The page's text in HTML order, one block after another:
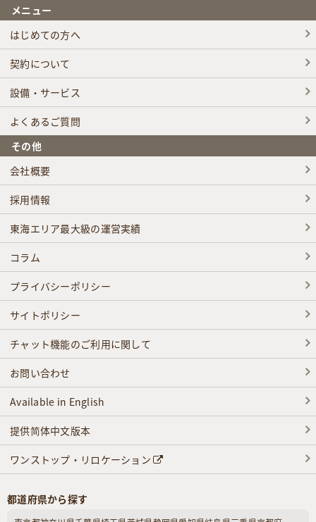
メニュー
はじめての方へ
契約について
設備・サービス
よくあるご質問
その他
会社概要
採用情報
東海エリア最大級の運営実績
コラム
プライバシーポリシー
サイトポリシー
チャット機能のご利用に関して
お問い合わせ
Available in English
提供简体中文版本
ワンストップ・リロケーション
都道府県から探す